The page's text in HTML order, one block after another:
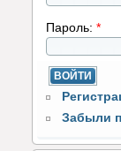
Пароль: *
Забыли